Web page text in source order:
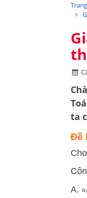
ta
Đề
A.